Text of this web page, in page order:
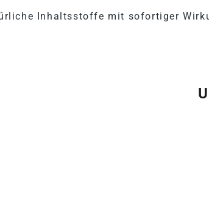
Inhaltsstoffe mit sofortiger